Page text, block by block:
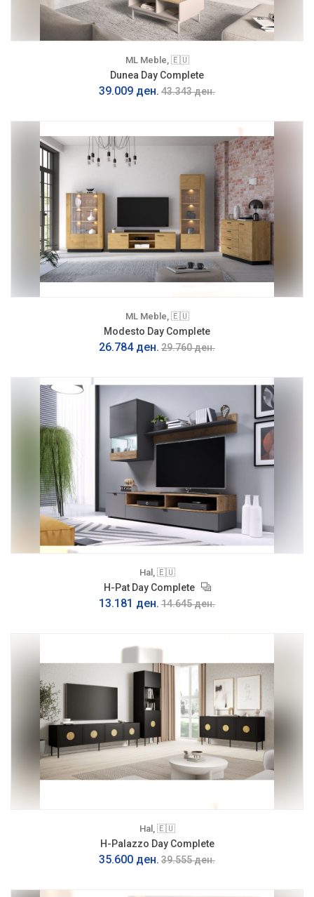
ML Meble, 🇪🇺
Dunea Day Complete
39.009 ден. 43.343 ден.
ML Meble, 🇪🇺
Modesto Day Complete
26.784 ден. 29.760 ден.
Hal, 🇪🇺
H-Pat Day Complete
13.181 ден. 14.645 ден.
Hal, 🇪🇺
H-Palazzo Day Complete
35.600 ден. 39.555 ден.